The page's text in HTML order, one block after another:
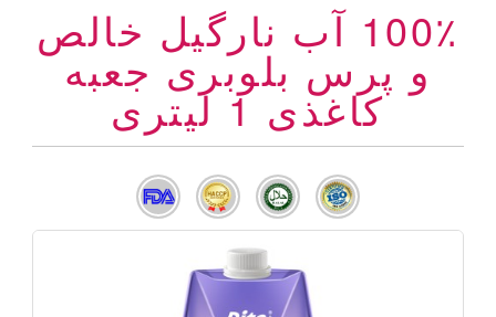
100٪ آب نارگیل خالص
و پرس بلوبری جعبه
کاغذی 1 لیتری